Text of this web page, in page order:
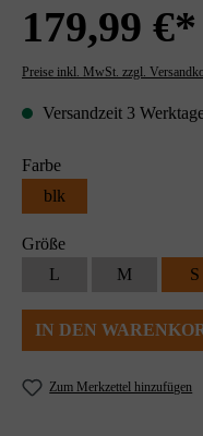
179,99 €*
Preise inkl. MwSt. zzgl.
Versandzeit 3
Farbe
blk
Größe
L
M S
IN DEN
Zum Merkzettel hinzufügen